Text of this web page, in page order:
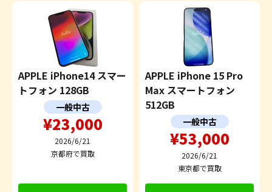
APPLE iPhone14 スマー
トフォン 128GB
一般中古
¥23,000
2026/6/21
京都府で買取
APPLE iPhone 15 Pro
Max スマートフォン
512GB
一般中古
¥53,000
2026/6/21
東京都で買取